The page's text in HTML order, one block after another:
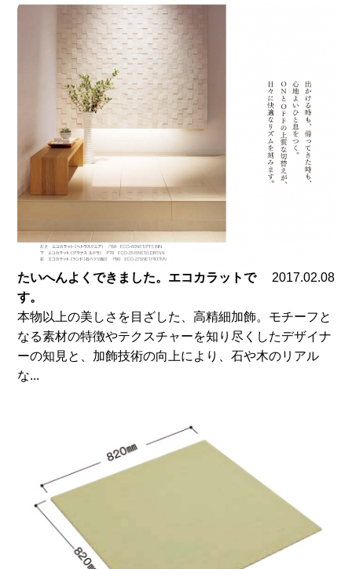
たいへんよくできました。エコカラットで
す。
2017.02.08
本物以上の美しさを目ざした、高精細加飾。モチーフと
なる素材の特徴やテクスチャーを知り尽くしたデザイナ
ーの知見と、加飾技術の向上により、石や木のリアル
な...